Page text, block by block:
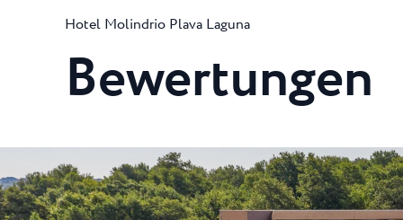
Alle
Hotel Molindrio Plava
Hotel Albatros Plava
Village Galijot Plava
Halbinsel, nur
Ein 20-minütiger
Richtung Süden
Stella Maris
Veranstaltungen
Strände
Aktivurlaub
Marinas
Hotel Molindrio Plava Laguna
Bewertungen